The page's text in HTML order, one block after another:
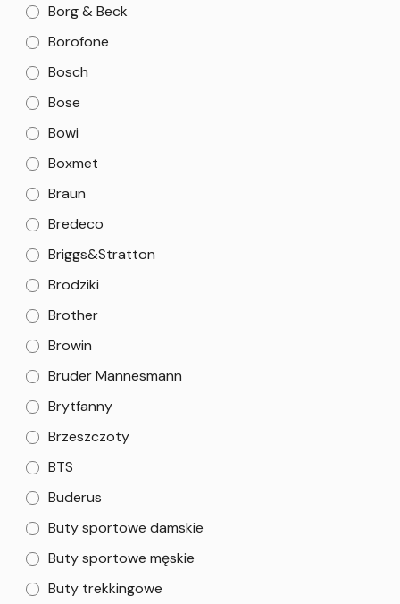
Borg & Beck
Borofone
Bosch
Bose
Bowi
Boxmet
Braun
Bredeco
Briggs&Stratton
Brodziki
Brother
Browin
Bruder Mannesmann
Brytfanny
Brzeszczoty
BTS
Buderus
Buty sportowe damskie
Buty sportowe męskie
Buty trekkingowe